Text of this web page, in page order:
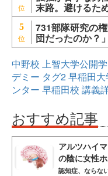
末路。避けるた
5 731部隊研究の
団だったのか？」
中野校 上智大学公開
デミー タグ2早稲田大
ンター 早稲田校 講義
おすすめ記事
アルツハイ
の陰に女性
認知症、ならな